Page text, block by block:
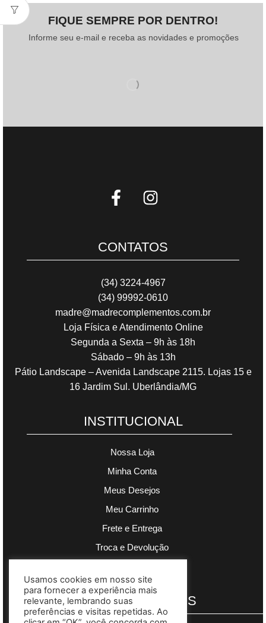
FIQUE SEMPRE POR DENTRO!
Informe seu e-mail e receba as novidades e promoções
CONTATOS
(34) 3224-4967
(34) 99992-0610
madre@madrecomplementos.com.br
Loja Física e Atendimento Online
Segunda a Sexta – 9h às 18h
Sábado – 9h às 13h
Pátio Landscape – Avenida Landscape 2115. Lojas 15 e
16 Jardim Sul. Uberlândia/MG
INSTITUCIONAL
Nossa Loja
Minha Conta
Meus Desejos
Meu Carrinho
Frete e Entrega
Troca e Devolução
PAGAMENTOS
Usamos cookies em nosso site
para fornecer a experiência mais
relevante, lembrando suas
preferências e visitas repetidas. Ao